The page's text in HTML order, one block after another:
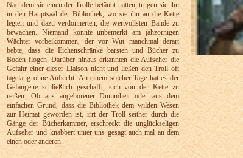
Nachdem sie einen der Trolle betäubt hatten, trugen sie ihn
in den Hauptsaal der Bibliothek, wo sie ihn an die Kette
legten und dazu verdonnerten, die wertvollsten Bände zu
bewachen. Niemand konnte unbemerkt am jähzornigen
Wächter vorbeikommen, der vor Wut manchmal derart
bebte, dass die Eichenschränke barsten und Bücher zu
Boden flogen. Darüber hinaus erkannten die Aufseher die
Gefahr einer dieser Liaison nicht und ließen den Troll oft
tagelang ohne Aufsicht. An einem solcher Tage hat es der
Gefangene schließlich geschafft, sich von der Kette zu
reißen. Ob aus angeborener Dummheit oder aus dem
einfachen Grund, dass die Bibliothek dem wilden Wesen
zur Heimat geworden ist, irrt der Troll seither durch die
Gänge der Bücherkammer, erschreckt die unglückseligen
Aufseher und knabbert unter uns gesagt auch mal an dem
einen oder anderen.